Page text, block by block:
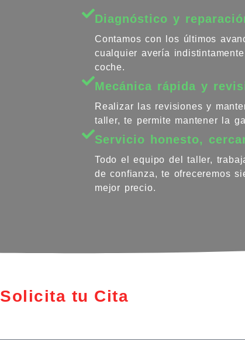
Diagnóstico y
Contamos con los últimos
cualquier avería
coche.
Mecánica rápida y
Realizar las revisiones y
taller, te permite mantener la
Servicio honesto,
Todo el equipo del taller,
de confianza, te ofreceremos
mejor precio.
Solicita tu Cita